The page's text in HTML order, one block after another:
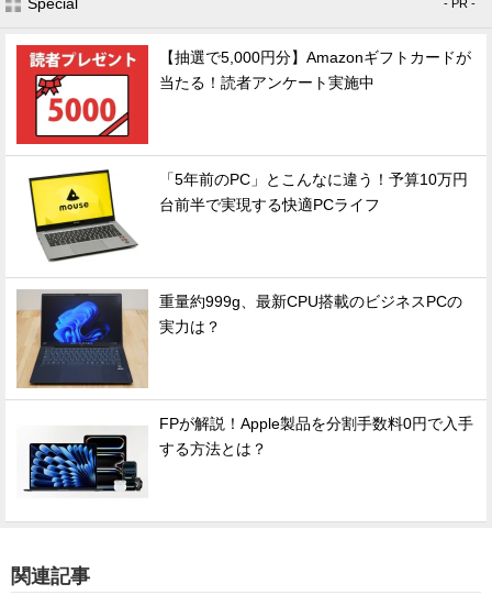
Special - PR -
【抽選で5,000円分】Amazonギフトカードが
当たる！読者アンケート実施中
「5年前のPC」とこんなに違う！予算10万円
台前半で実現する快適PCライフ
重量約999g、最新CPU搭載のビジネスPCの
実力は？
FPが解説！Apple製品を分割手数料0円で入手
する方法とは？
関連記事